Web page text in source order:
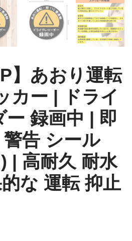
】あおり運転
カー | ドライ
ー 録画中 | 即
告 シール
| 高耐久 耐水
な 運転 抑止